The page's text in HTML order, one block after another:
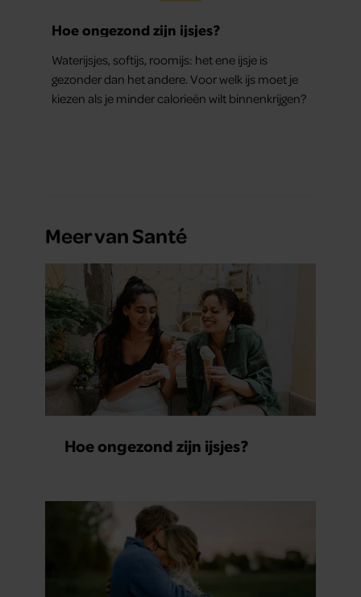
Hoe ongezond zijn ijsjes?
Waterijsjes, softijs, roomijs: het ene ijsje is
gezonder dan het andere. Voor welk ijs moet je
kiezen als je minder calorieën wilt binnenkrijgen?
Meer van Santé
Hoe ongezond zijn ijsjes?